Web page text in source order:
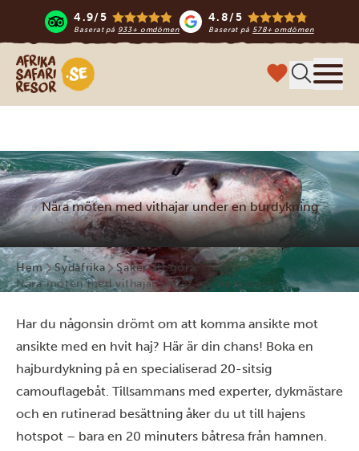
4.9/5
Baserat på 933+ omdömen
4.8/5
Baserat på 578+ omdömen
Safari-resor i Afrika
Nära möten med vithajar under en burdykning
Hem Sydafrika
Saker att göra
Nära möten med vithajar under en burdykning
Har du någonsin drömt om att komma ansikte mot
ansikte med en hvit haj? Här är din chans! Boka en
hajburdykning på en specialiserad 20-sitsig
camouflagebåt. Tillsammans med experter, dykmästare
och en rutinerad besättning åker du ut till hajens
hotspot – bara en 20 minuters båtresa från hamnen.